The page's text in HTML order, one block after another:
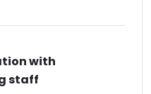
with
staff